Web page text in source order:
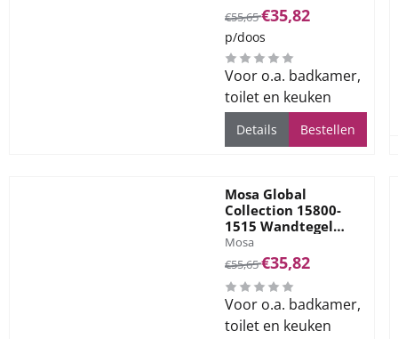
Van 55,65 voor 35,82
€55,65€35,82
p/doos
Voor o.a. badkamer,
toilet en keuken
Details Bestellen
Mosa Global
Collection 15800-
1515 Wandtegel
150X150 Ecruwit Mat
5,6mm
Merk:
Mosa
Van 55,65 voor 35,82
€55,65€35,82
Voor o.a. badkamer,
toilet en keuken